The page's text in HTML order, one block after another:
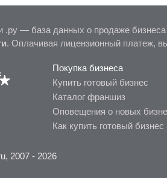
— база данных о продаже
. Оплачивая лицензионный платеж,
Покупка бизнеса
Купить готовый бизнес
Каталог франшиз
Оповещения о новых
Как купить готовый бизнес
2007 - 2026